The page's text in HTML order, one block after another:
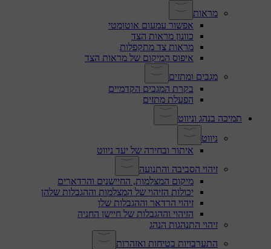
מראות
אפשור עמעום אוטומטי
כוונון מראות הצד
מראות צד מתקפלות
איפוס המיקום של מראות הצד
מגבים ומתזים
בקרת המגבים הקדמיים
הפעלת מתזים
תמיכה בנהג וניווט
ניווט
איתור ובחירה של יעד ניווט
זיהוי הסביבה והתנועה
מיקום המצלמות, החיישנים והרדארים
יכולות הזיהוי של המצלמות וההגבלות שלהן
זיהוי הרדאר וההגבלות שלו
הזיהוי וההגבלות של חיישן החניה
זיהוי התנהגות הנהג
התערבויות בטיחות ואזהרות